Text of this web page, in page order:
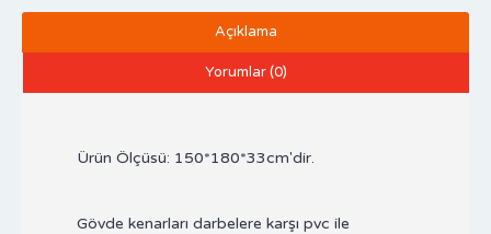
Açıklama
Yorumlar (0)
Ürün Ölçüsü: 150*180*33cm'dir.
Gövde kenarları darbelere karşı pvc ile